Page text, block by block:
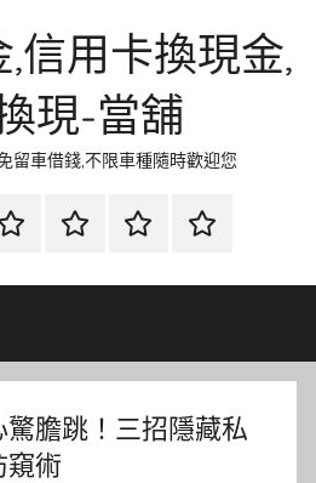
信用卡換現金,
現-當舖
留車借錢,不限車種隨時歡迎您
流
時
環
清
聯
徵
膽跳！三招隱藏私
窺術